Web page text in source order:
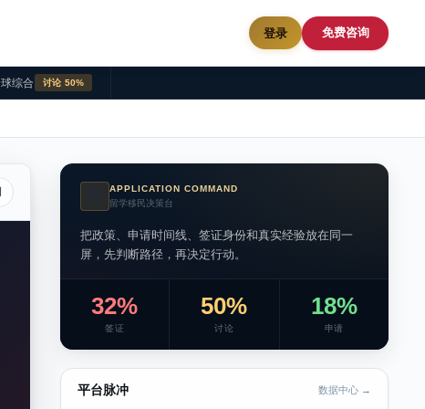
登录 免费咨询
综合 讨论 50%
APPLICATION COMMAND
留学移民决策台
把政策、申请时间线、签证身份和真实经验放在同一
屏，先判断路径，再决定行动。
32%
签证
50%
讨论
18%
申请
平台脉冲 数据中心 →